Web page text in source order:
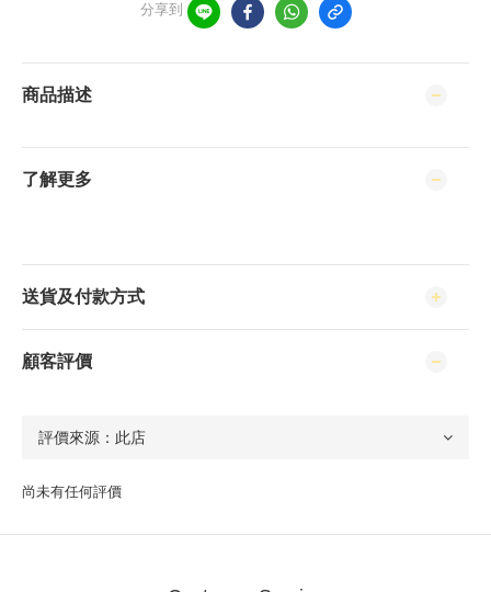
分享到
商品描述
了解更多
送貨及付款方式
顧客評價
尚未有任何評價